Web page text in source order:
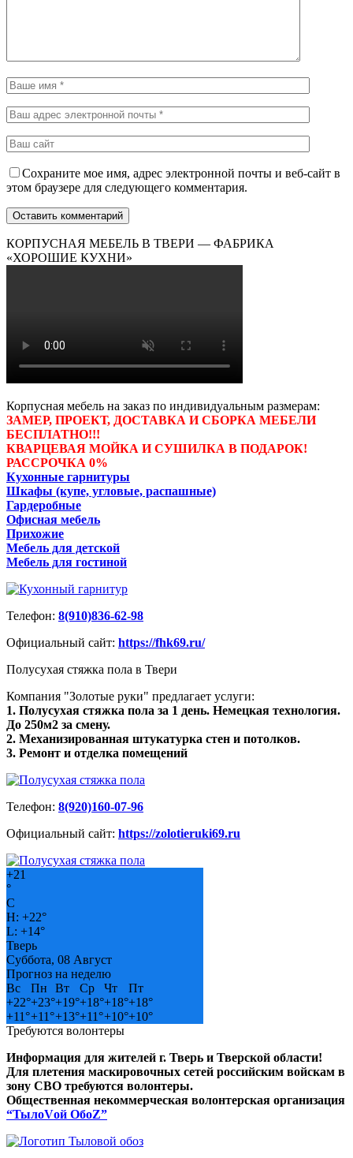
Сохраните мое имя, адрес электронной почты и веб-сайт в
этом браузере для следующего комментария.
КОРПУСНАЯ МЕБЕЛЬ В ТВЕРИ — ФАБРИКА
«ХОРОШИЕ КУХНИ»
Корпусная мебель на заказ по индивидуальным размерам:
ЗАМЕР, ПРОЕКТ, ДОСТАВКА И СБОРКА МЕБЕЛИ
БЕСПЛАТНО!!!
КВАРЦЕВАЯ МОЙКА И СУШИЛКА В ПОДАРОК!
РАССРОЧКА 0%
Кухонные гарнитуры
Шкафы (купе, угловые, распашные)
Гардеробные
Офисная мебель
Прихожие
Мебель для детской
Мебель для гостиной
Телефон: 8(910)836-62-98
Официальный сайт: https://fhk69.ru/
Полусухая стяжка пола в Твери
Компания "Золотые руки" предлагает услуги:
1. Полусухая стяжка пола за 1 день. Немецкая технология.
До 250м2 за смену.
2. Механизированная штукатурка стен и потолков.
3. Ремонт и отделка помещений
Телефон: 8(920)160-07-96
Официальный сайт: https://zolotieruki69.ru
+21
°
C
H: +22°
L: +14°
Тверь
Суббота, 08 Август
Прогноз на неделю
Вс
Пн Вт Ср Чт
Пт
+22°+23°+19°+18°+18°+18°
+11°+11°+13°+11°+10°+10°
Требуются волонтеры
Информация для жителей г. Тверь и Тверской области!
Для плетения маскировочных сетей российским войскам в
зону СВО требуются волонтеры.
Общественная некоммерческая волонтерская организация
“ТылоVой ОбоZ”